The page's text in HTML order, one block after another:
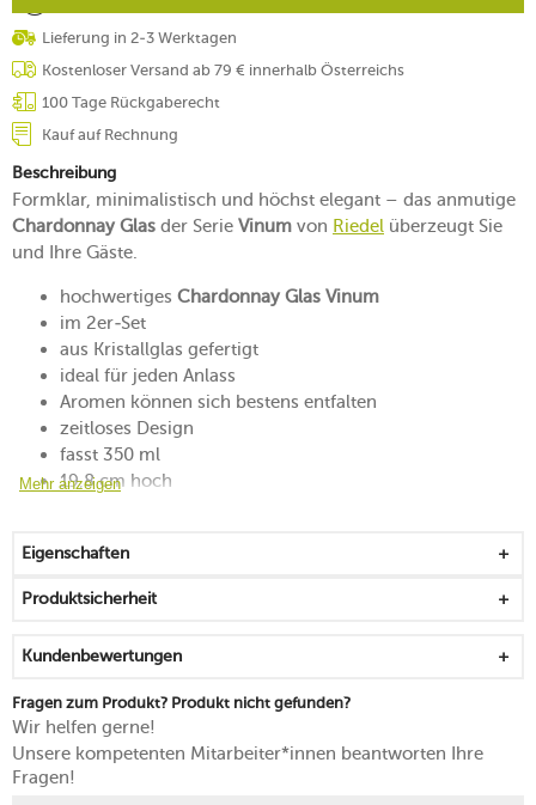
Lieferung in 2-3 Werktagen
Kostenloser Versand ab 79 € innerhalb Österreichs
100 Tage Rückgaberecht
Kauf auf Rechnung
Beschreibung
Formklar, minimalistisch und höchst elegant – das anmutige
Chardonnay Glas der Serie Vinum von Riedel überzeugt Sie
und Ihre Gäste.
hochwertiges Chardonnay Glas Vinum
im 2er-Set
aus Kristallglas gefertigt
ideal für jeden Anlass
Aromen können sich bestens entfalten
zeitloses Design
fasst 350 ml
19,8 cm hoch
Herstellers
Mehr anzeigen
Eigenschaften
Produktsicherheit
Kundenbewertungen
Fragen zum Produkt? Produkt nicht gefunden?
Wir helfen gerne!
Unsere kompetenten Mitarbeiter*innen beantworten Ihre
Fragen!